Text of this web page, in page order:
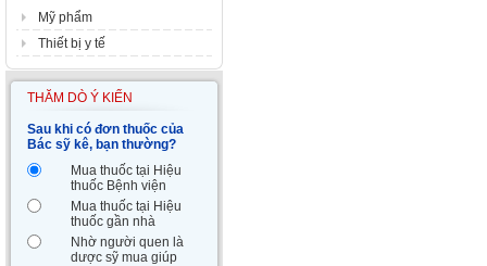
Mỹ phẩm
Thiết bị y tế
THĂM DÒ Ý KIẾN
Sau khi có đơn thuốc của
Bác sỹ kê, bạn thường?
Mua thuốc tại Hiệu
thuốc Bệnh viện
Mua thuốc tại Hiệu
thuốc gần nhà
Nhờ người quen là
dược sỹ mua giúp